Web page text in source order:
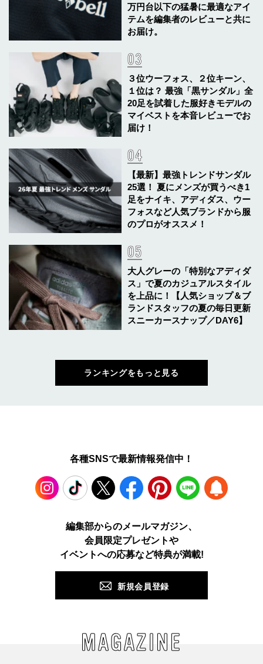
万円台以下の猛暑に最適なアイ
テムを編集者のレビューと共に
お届け。
３位ウーフォス、２位キーン、
１位は？ 最強「黒サンダル」全
20足を試着した服好きモデルの
マイベストを本音レビューでお
届け！
【最新】最強トレンドサンダル
25選！ 夏にメンズが買うべき1
足をナイキ、アディダス、ウー
フォスなど人気ブランドから服
のプロがオススメ！
大人グレーの「特別なアディダ
ス」で夏のカジュアルスタイル
を上品に！【人気ショップ＆ブ
ランドスタッフの夏の毎日更新
スニーカースナップ／DAY6】
ランキングをもっと見る
各種SNSで最新情報発信中！
TikTok X Facebook Pinterest LINE
編集部からのメールマガジン、
会員限定プレゼントや
イベントへの応募など特典が満載!
新規会員登録
MAGAZINE